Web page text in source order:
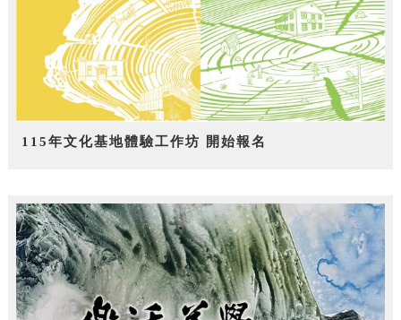
115年文化基地體驗工作坊 開始報名